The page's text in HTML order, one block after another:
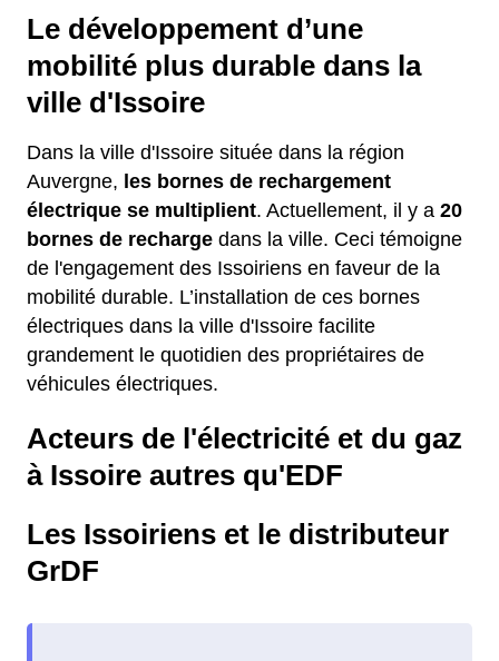
Le développement d’une
mobilité plus durable dans la
ville d'Issoire
Dans la ville d'Issoire située dans la région
Auvergne, les bornes de rechargement
électrique se multiplient. Actuellement, il y a 20
bornes de recharge dans la ville. Ceci témoigne
de l'engagement des Issoiriens en faveur de la
mobilité durable. L’installation de ces bornes
électriques dans la ville d'Issoire facilite
grandement le quotidien des propriétaires de
véhicules électriques.
Acteurs de l'électricité et du gaz
à Issoire autres qu'EDF
Les Issoiriens et le distributeur
GrDF